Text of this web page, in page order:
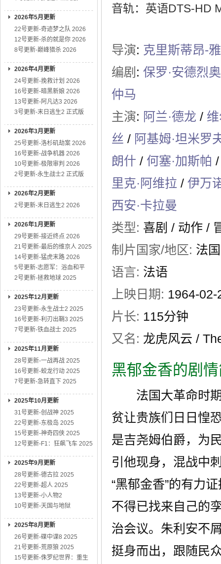
2026年5月更新
22号更新-奇迹梦之队 2026
12号更新-杀的就是你 2026
8号更新-巅峰猎杀 2026
2026年4月更新
24号更新-挽救计划 2026
16号更新-暗黑新娘 2026
13号更新-阿凡达3 2026
3号更新-末日逃生2 正式版
2026年3月更新
25号更新-洛杉矶劫案 2026
16号更新-战争机器 2026
10号更新-极限审判 2026
2号更新-永生战士2 正式版
2026年2月更新
2号更新-末日逃生2 2026
2026年1月更新
29号更新-接近终点 2026
21号更新-最后的维京人 2025
14号更新-猛虎末路 2026
5号更新-志愿军：浴血和平
2号更新-拯救地球 2025
2025年12月更新
23号更新-永生战士2 2025
16号更新-利刃出鞘3 2025
7号更新-铁血战士 2025
2025年11月更新
28号更新-一战再战 2025
16号更新-蛟龙行动 2025
7号更新-急转直下 2025
2025年10月更新
31号更新-创战神 2025
22号更新-东极岛 2025
15号更新-神奇四侠 2025
12号更新-F1：狂飙飞车 2025
2025年9月更新
28号更新-德古拉 2025
22号更新-超人 2025
13号更新-小人物2
10号更新-天国与地狱
2025年8月更新
26号更新-碟中谍8 2025
21号更新-荒原狼 2025
15号更新-侏罗纪世界：重生
音轨：英语DTS-HD
导演: 克里斯蒂昂-
编剧 : 保罗·安德烈
仲马
主演: 阿兰·德龙 /
丝 / 阿基姆·坦米罗
朗什 / 何塞·加斯帕 /
里克·阿维拉 / 伊万
西安·卡拉曼
类型: 喜剧 / 动作 /
制片国家/地区: 法
语言: 法语
上映日期: 1964-02-
片长: 115分钟
又名: 龙虎风云 /
黑郁金香的剧
法国大革命时期
贫让贵族们日日惶
是吉尧姆伯爵，为
引他现身，混战中
“黑郁金香”的有力
不得已找来自己的
治会议。朱利安不
挺身而出，跟随民